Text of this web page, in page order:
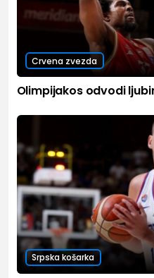
Crvena zvezda
Olimpijakos odvodi
Srpska košarka